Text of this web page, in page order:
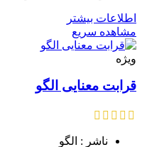
اطلاعات بیشتر
مشاهده سریع
ویژه
قرابت معنایی الگو
ناشر : الگو